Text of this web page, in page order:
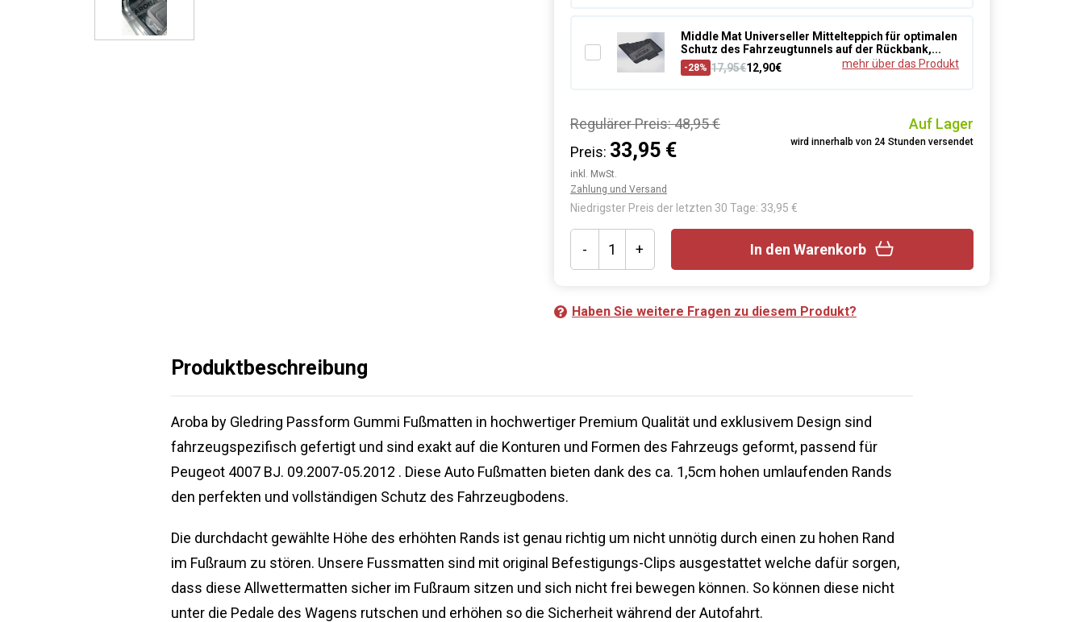
Middle Mat Universeller Mittelteppich für optimalen
Schutz des Fahrzeugtunnels auf der Rückbank,...
-28% 17,95€12,90€ mehr über das Produkt
Auf Lager
wird innerhalb von 24 Stunden versendet
Regulärer Preis:48,95 €
Preis: 33,95 €
inkl. MwSt.
Zahlung und Versand
Niedrigster Preis der letzten 30 Tage: 33,95 €
- + In den Warenkorb
Haben Sie weitere Fragen zu diesem Produkt?
Produktbeschreibung
Aroba by Gledring Passform Gummi Fußmatten in hochwertiger Premium Qualität und exklusivem Design sind
fahrzeugspezifisch gefertigt und sind exakt auf die Konturen und Formen des Fahrzeugs geformt, passend für
Peugeot 4007 BJ. 09.2007-05.2012 . Diese Auto Fußmatten bieten dank des ca. 1,5cm hohen umlaufenden Rands
den perfekten und vollständigen Schutz des Fahrzeugbodens.
Die durchdacht gewählte Höhe des erhöhten Rands ist genau richtig um nicht unnötig durch einen zu hohen Rand
im Fußraum zu stören. Unsere Fussmatten sind mit original Befestigungs-Clips ausgestattet welche dafür sorgen,
dass diese Allwettermatten sicher im Fußraum sitzen und sich nicht frei bewegen können. So können diese nicht
unter die Pedale des Wagens rutschen und erhöhen so die Sicherheit während der Autofahrt.